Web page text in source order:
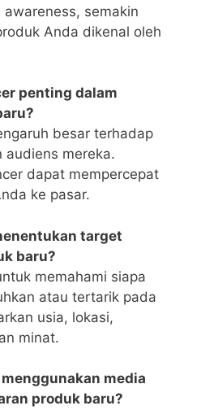
semakin
Anda dikenal oleh
penting dalam
besar terhadap
audiens mereka.
dapat mempercepat
ke pasar.
target
baru?
memahami siapa
atau tertarik pada
usia, lokasi,
minat.
media
produk baru?